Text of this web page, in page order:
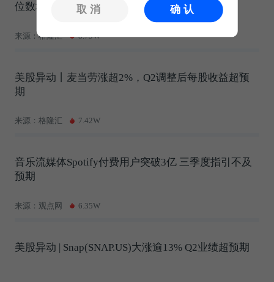
位数增长，维持“高度确信跑赢大市”评级
来源：格隆汇 8.79W
美股异动丨麦当劳涨超2%，Q2调整后每股收益超预
期
来源：格隆汇 7.42W
音乐流媒体Spotify付费用户突破3亿 三季度指引不及
预期
来源：观点网 6.35W
美股异动 | Snap(SNAP.US)大涨逾13% Q2业绩超预期
取消 确认